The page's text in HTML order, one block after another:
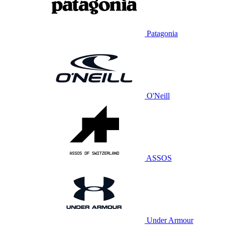
Patagonia
O'Neill
ASSOS
Under Armour